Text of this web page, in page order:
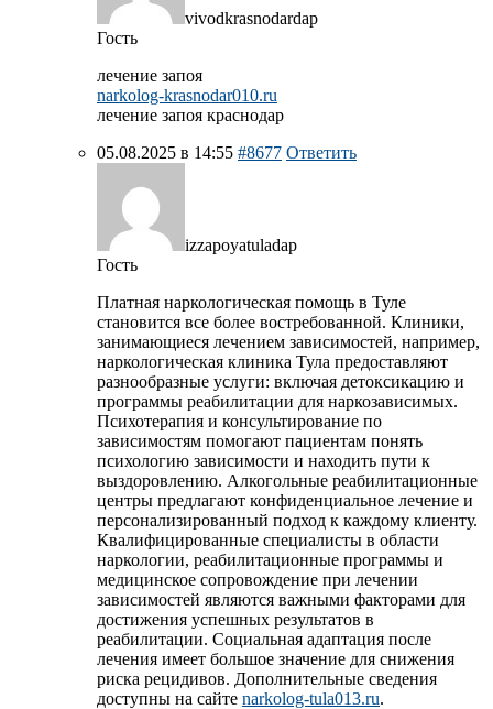
vivodkrasnodardap
Гость
лечение запоя
narkolog-krasnodar010.ru
лечение запоя краснодар
05.08.2025 в 14:55 #8677 Ответить
izzapoyatuladap
Гость
Платная наркологическая помощь в Туле
становится все более востребованной. Клиники,
занимающиеся лечением зависимостей, например,
наркологическая клиника Тула предоставляют
разнообразные услуги: включая детоксикацию и
программы реабилитации для наркозависимых.
Психотерапия и консультирование по
зависимостям помогают пациентам понять
психологию зависимости и находить пути к
выздоровлению. Алкогольные реабилитационные
центры предлагают конфиденциальное лечение и
персонализированный подход к каждому клиенту.
Квалифицированные специалисты в области
наркологии, реабилитационные программы и
медицинское сопровождение при лечении
зависимостей являются важными факторами для
достижения успешных результатов в
реабилитации. Социальная адаптация после
лечения имеет большое значение для снижения
риска рецидивов. Дополнительные сведения
доступны на сайте narkolog-tula013.ru.